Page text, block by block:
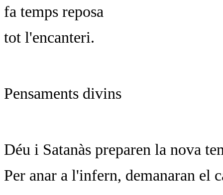
fa temps reposa
tot l'encanteri.
Pensaments divins
Déu i Satanàs preparen la nova
Per anar a l'infern, demanaran el